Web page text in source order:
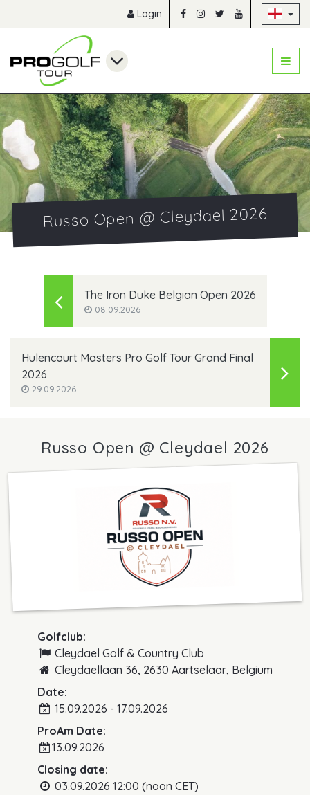
Login
Russo Open @ Cleydael 2026
The Iron Duke Belgian Open 2026
08.09.2026
Hulencourt Masters Pro Golf Tour Grand Final
2026
29.09.2026
Russo Open @ Cleydael 2026
Golfclub:
Cleydael Golf & Country Club
Cleydaellaan 36, 2630 Aartselaar, Belgium
Date:
15.09.2026 - 17.09.2026
ProAm Date:
13.09.2026
Closing date:
03.09.2026 12:00 (noon CET)